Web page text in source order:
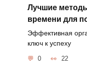
Лучшие
времени для
Эффективная
ключ к успеху
0 22